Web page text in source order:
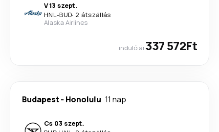
V 13 szept.
HNL-BUD· 2 átszállás
Alaska Airlines
induló ár337 572Ft
Budapest- Honolulu 11 nap
Cs 03 szept.